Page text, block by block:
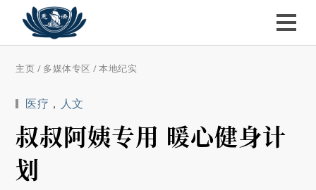
主页 / 多媒体专区 /本地纪实
医疗 ， 人文
叔叔阿姨专用 暖心健身计
划